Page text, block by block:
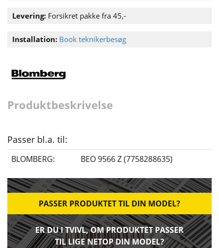
Levering: Forsikret pakke fra 45,-
Installation: Book teknikerbesøg
Produktbeskrivelse
Passer bl.a. til:
BLOMBERG: BEO 9566 Z (7758288635)
PASSER PRODUKTET TIL DIN MODEL?
ER DU I TVIVL, OM PRODUKTET PASSER
TIL LIGE NETOP DIN MODEL?